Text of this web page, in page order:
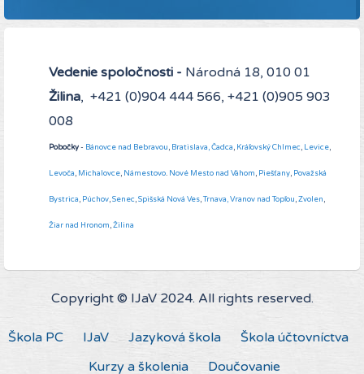
Vedenie spoločnosti - Národná 18, 010 01
Žilina, +421 (0)904 444 566, +421 (0)905 903
008
Pobočky- Bánovce nad Bebravou, Bratislava,Čadca, Kráľovský Chlmec, Levice,
Levoča, Michalovce, Námestovo. Nové Mesto nad Váhom, Piešťany, Považská
Bystrica, Púchov,Senec,Spišská Nová Ves,Trnava,Vranov nad Topľou,Zvolen,
Žiar nad Hronom,Žilina
Copyright © IJaV 2024. All rights reserved.
Škola PC IJaV Jazyková škola
Škola účtovníctva
Kurzy a školenia
Doučovanie